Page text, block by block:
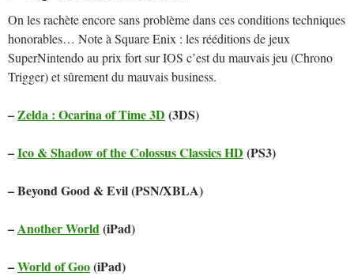
On les rachète encore sans problème dans ces conditions techniques
honorables… Note à Square Enix : les rééditions de jeux
SuperNintendo au prix fort sur IOS c’est du mauvais jeu (Chrono
Trigger) et sûrement du mauvais business.
–Zelda : Ocarina of Time 3D (3DS)
–Ico & Shadow of the Colossus Classics HD (PS3)
– Beyond Good & Evil (PSN/XBLA)
–Another World(iPad)
–World of Goo(iPad)